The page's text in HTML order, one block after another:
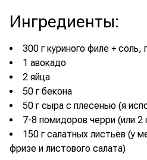
Ингредиенты:
300 г куриного филе + соль,
1 авокадо
2 яйца
50 г бекона
50 г сыра с плесенью (я
7-8 помидоров черри (или
150 г салатных листьев (у
фризе и листового салата)